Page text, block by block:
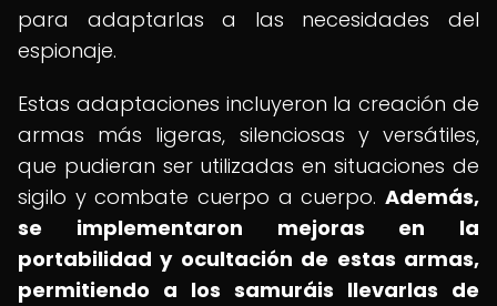
para adaptarlas a las necesidades del
espionaje.
Estas adaptaciones incluyeron la creación de
armas más ligeras, silenciosas y versátiles,
que pudieran ser utilizadas en situaciones de
sigilo y combate cuerpo a cuerpo. Además,
se implementaron mejoras en la
portabilidad y ocultación de estas armas,
permitiendo a los samuráis llevarlas de